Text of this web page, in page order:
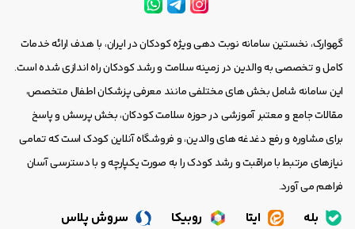
گهوارک، نخستین سامانه نوبت دهی ویژه کودکان در ایران، با هدف ارائه خدمات
کامل و تخصصی به والدین در زمینه سلامت و رشد کودکان راه اندازی شده است.
این سامانه شامل بخش های مختلفی مانند معرفی پزشکان اطفال متخصص،
مقالات جامع و معتبر آموزشی در حوزه سلامت کودکان، بخش پرسش و پاسخ
برای مشاوره و رفع دغدغه های والدین، و فروشگاه آنلاین کودک است که تمامی
نیازهای مرتبط با مراقبت و رشد کودک را به صورت یکپارچه و با دسترسی آسان
فراهم می آورد.
بله ایتا روبیکا
سروش پلاس